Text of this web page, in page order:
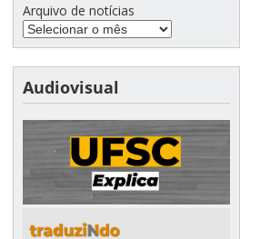
Arquivo de notícias
Audiovisual